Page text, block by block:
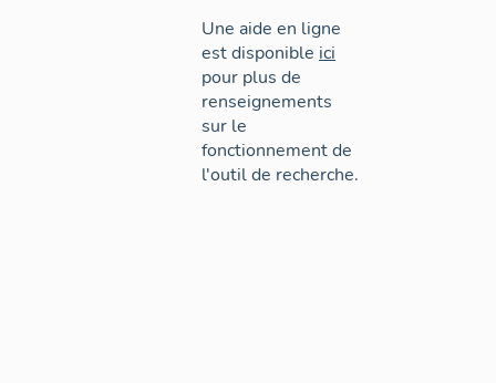
Une aide en ligne
est disponible ici
pour plus de
renseignements
sur le
fonctionnement de
l'outil de recherche.